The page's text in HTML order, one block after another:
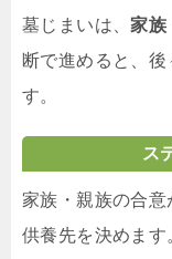
墓じまいは、 家族
断で進めると、
す。
ス
家族・親族の合
供養先を決めます